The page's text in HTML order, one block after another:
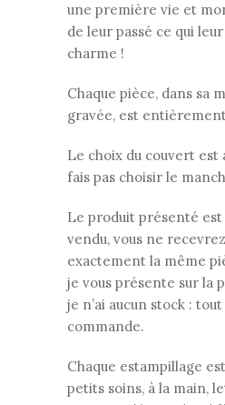
une première vie et
de leur passé ce qui
charme !
Chaque pièce, dans sa
gravée, est
Le choix du couvert est
fais pas choisir le
Le produit présenté
vendu, vous ne
exactement la même
je vous présente sur la
je n’ai aucun stock :
commande.
Chaque estampillage
petits soins, à la main,